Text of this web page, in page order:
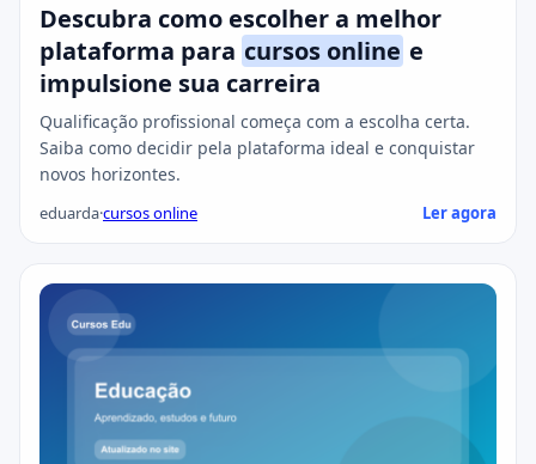
Descubra como escolher a melhor
plataforma para cursos online e
impulsione sua carreira
Qualificação profissional começa com a escolha certa.
Saiba como decidir pela plataforma ideal e conquistar
novos horizontes.
eduarda·cursos online Ler agora